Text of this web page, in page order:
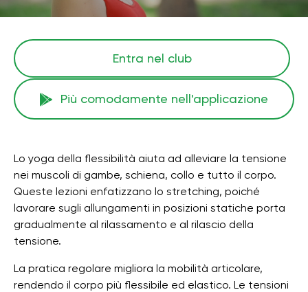
Entra nel club
Più comodamente nell'applicazione
Lo yoga della flessibilità aiuta ad alleviare la tensione
nei muscoli di gambe, schiena, collo e tutto il corpo.
Queste lezioni enfatizzano lo stretching, poiché
lavorare sugli allungamenti in posizioni statiche porta
gradualmente al rilassamento e al rilascio della
tensione.
La pratica regolare migliora la mobilità articolare,
rendendo il corpo più flessibile ed elastico. Le tensioni